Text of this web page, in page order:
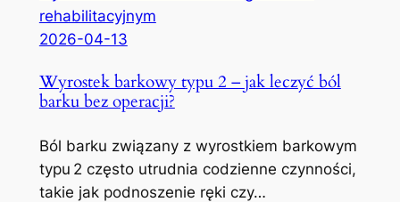
2026-04-13
Wyrostek barkowy typu 2 – jak leczyć ból
barku bez operacji?
Ból barku związany z wyrostkiem barkowym
typu 2 często utrudnia codzienne czynności,
takie jak podnoszenie ręki czy…